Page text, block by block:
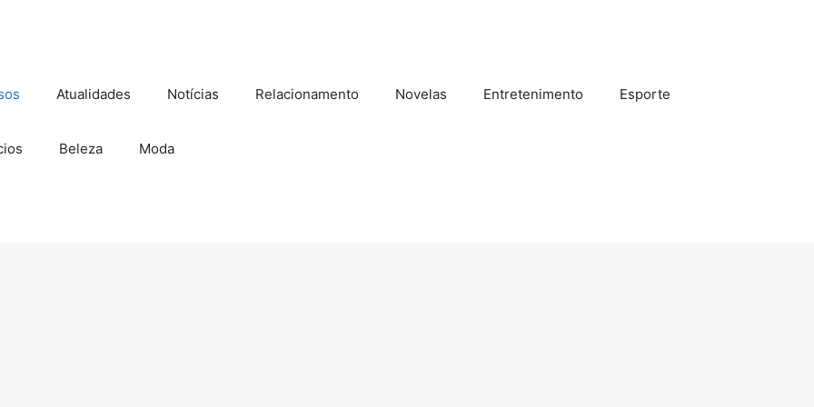
Atualidades Notícias Relacionamento Novelas Entretenimento Esporte
Beleza Moda